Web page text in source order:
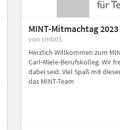
MINT-Mitmachtag 2023
von cmb01
Herzlich Willkommen zum
Carl-Miele-Berufskolleg. Wir
dabei seid. Viel Spaß mit
das MINT-Team